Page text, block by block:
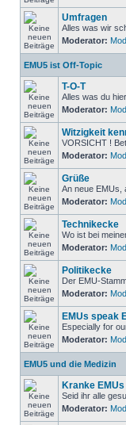
Umfragen
Alles was wir
Moderator:
EMU5 ist Off-Topic
T-O-T
Alles was du
Moderator:
Witzigkeit
VORSICHT !
Moderator:
Grüße
An neue EMUs,
Moderator:
Technikecke
Wo ist bei
Moderator:
Politikecke
Der EMU-
Moderator:
EMUs speak
Especially for
Moderator:
EMU5 und die Medizin
Kranke EMUs
Seid ihr alle
Moderator: